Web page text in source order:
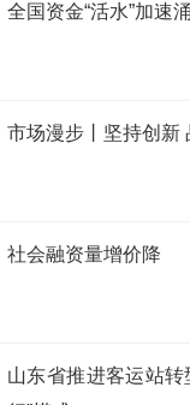
全国资金“活水”加速
市场漫步丨坚持创新
社会融资量增价降
山东省推进客运站转